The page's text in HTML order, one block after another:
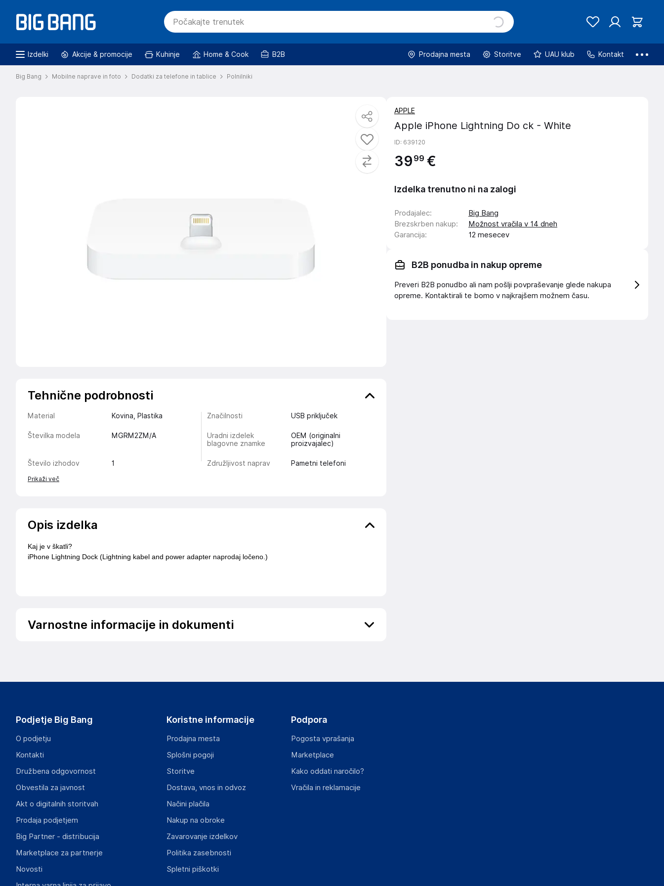
Izdelki Akcije & promocije Kuhinje Home & Cook B2B Prodajna mesta Storitve UAU klub Kontakt
Big Bang Mobilne naprave in foto Dodatki za telefone in tablice Polnilniki
Tehnične podrobnosti
Material Kovina, Plastika Značilnosti USB priključek
Številka modela MGRM2ZM/A
Uradni izdelek
blagovne znamke
OEM (originalni
proizvajalec)
Število izhodov 1 Združljivost naprav Pametni telefoni
Prikaži več
Opis izdelka
Kaj je v škatli?
iPhone Lightning Dock (Lightning kabel and power adapter naprodaj ločeno.)
Varnostne informacije in dokumenti
www.apple.com
Gospodarski subjekt s sedežem v EU, ki zagotavlja skladnost izdelka z zahtevanimi predpisi.
Hollyhill Industrial Estate, Hollyhill, Cork, Ireland
Ireland
APPLE
Apple iPhone Lightning Do ck - White
ID: 639120
39 99 €
Izdelka trenutno ni na zalogi
Prodajalec:
Big Bang
Brezskrben nakup:
Možnost vračila v 14 dneh
Garancija: 12 mesecev
B2B ponudba in nakup opreme
Preveri B2B ponudbo ali nam pošlji povpraševanje glede nakupa
opreme. Kontaktirali te bomo v najkrajšem možnem času.
Podjetje Big Bang
O podjetju
Kontakti
Družbena odgovornost
Obvestila za javnost
Akt o digitalnih storitvah
Prodaja podjetjem
Big Partner - distribucija
Marketplace za partnerje
Novosti
Koristne informacije
Prodajna mesta
Splošni pogoji
Storitve
Dostava, vnos in odvoz
Načini plačila
Nakup na obroke
Zavarovanje izdelkov
Politika zasebnosti
Spletni piškotki
Podpora
Pogosta vprašanja
Marketplace
Kako oddati naročilo?
Vračila in reklamacije